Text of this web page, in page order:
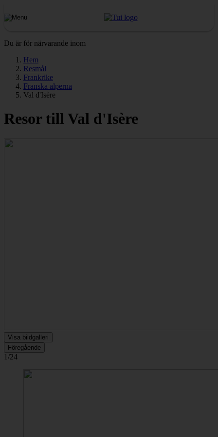
Du är för närvarande inom
Hem
Resmål
Frankrike
Franska alperna
Val d'Isère
Resor till Val d'Isère
Visa bildgalleri
Föregående
1/24